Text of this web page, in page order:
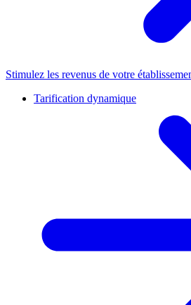
Stimulez les revenus de votre
Tarification dynamique